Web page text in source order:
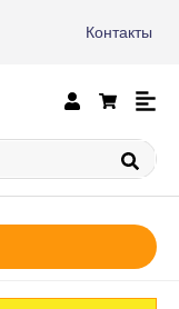
Контакты
×